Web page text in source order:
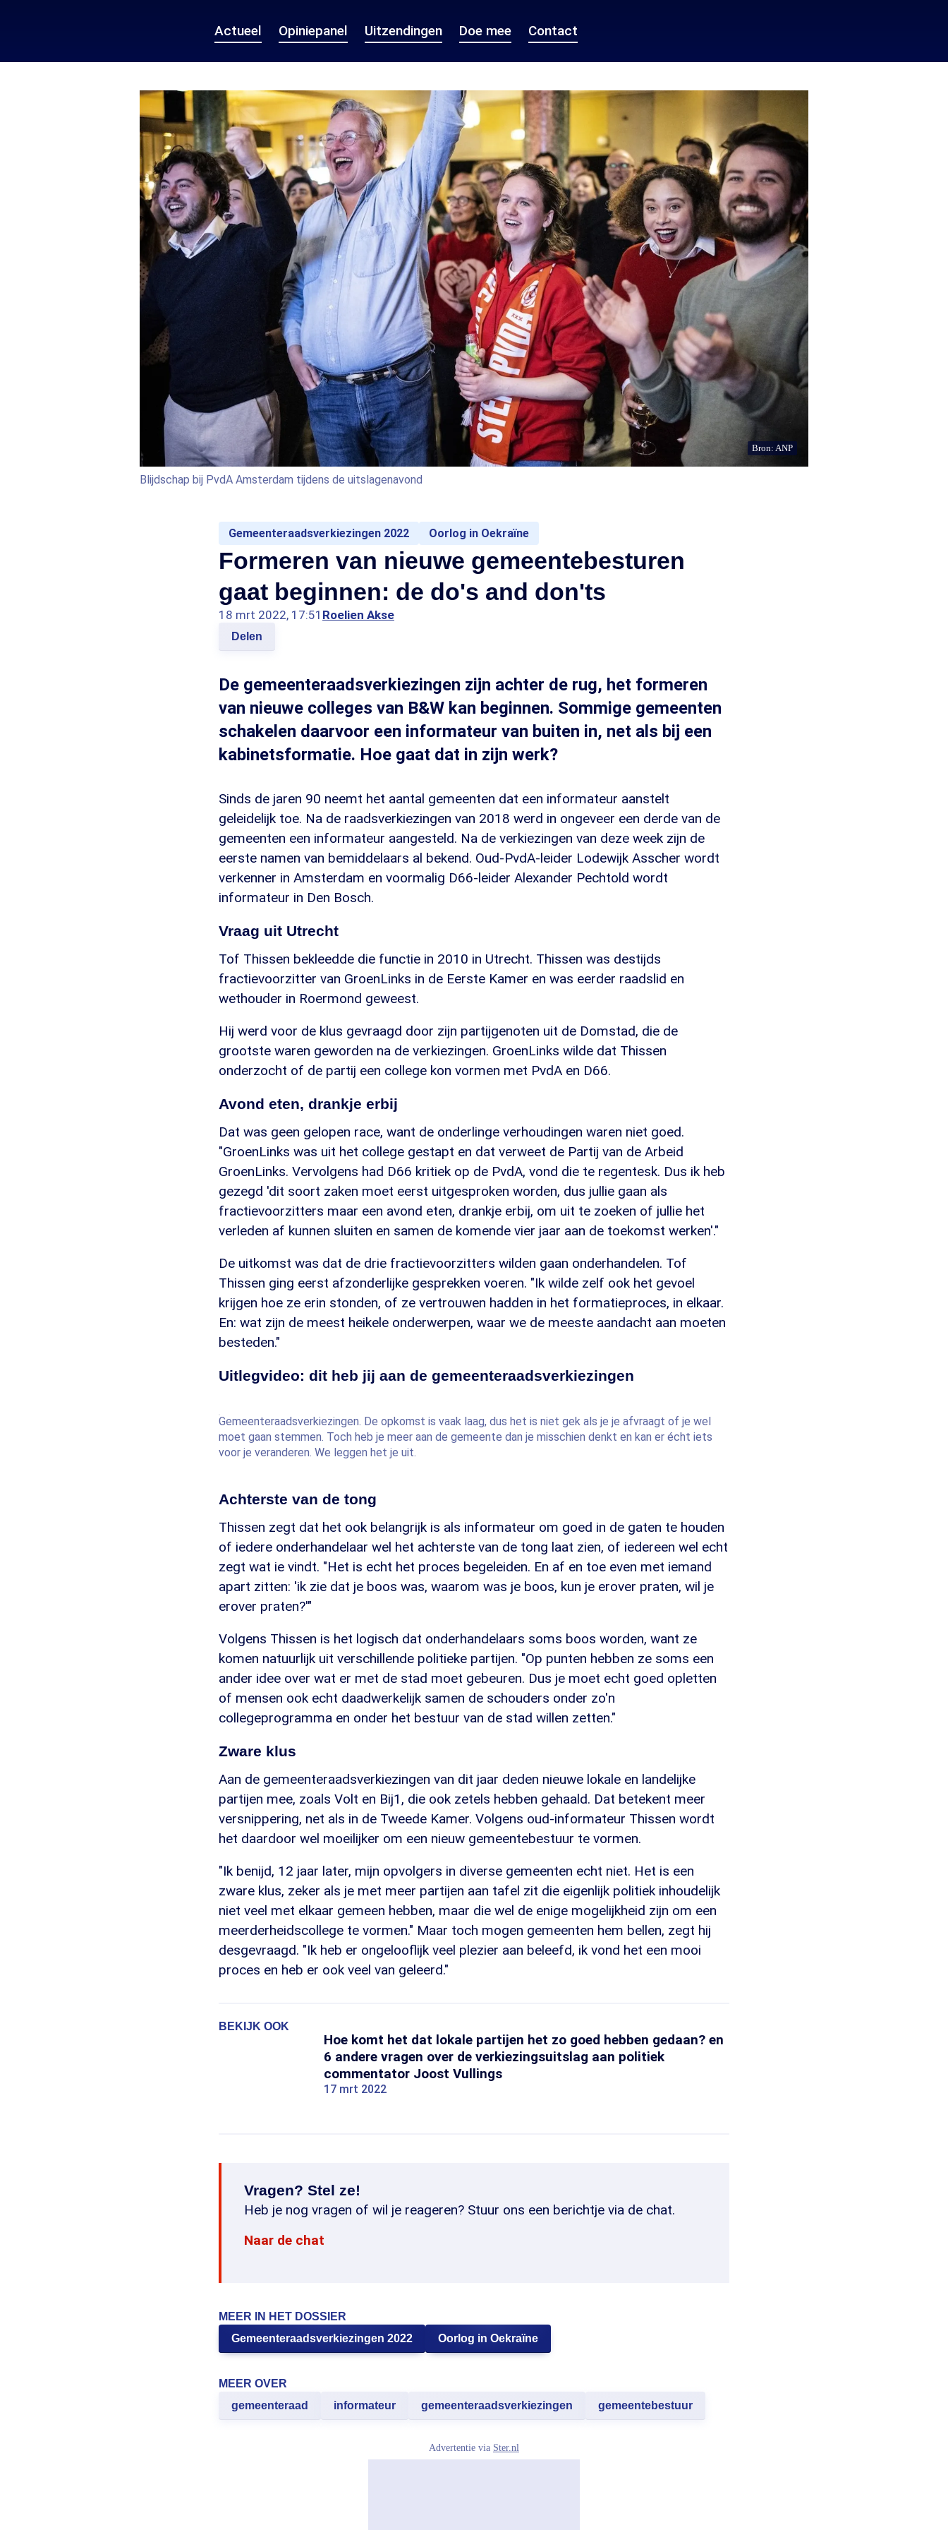
Actueel Opiniepanel Uitzendingen Doe mee Contact
Bron: ANP
Blijdschap bij PvdA Amsterdam tijdens de uitslagenavond
Gemeenteraadsverkiezingen 2022 Oorlog in Oekraïne
Formeren van nieuwe gemeentebesturen
gaat beginnen: de do's and don'ts
18 mrt 2022, 17:51 Roelien Akse
Delen
De gemeenteraadsverkiezingen zijn achter de rug, het formeren
van nieuwe colleges van B&W kan beginnen. Sommige gemeenten
schakelen daarvoor een informateur van buiten in, net als bij een
kabinetsformatie. Hoe gaat dat in zijn werk?
Sinds de jaren 90 neemt het aantal gemeenten dat een informateur aanstelt
geleidelijk toe. Na de raadsverkiezingen van 2018 werd in ongeveer een derde van de
gemeenten een informateur aangesteld. Na de verkiezingen van deze week zijn de
eerste namen van bemiddelaars al bekend. Oud-PvdA-leider Lodewijk Asscher wordt
verkenner in Amsterdam en voormalig D66-leider Alexander Pechtold wordt
informateur in Den Bosch.
Vraag uit Utrecht
Tof Thissen bekleedde die functie in 2010 in Utrecht. Thissen was destijds
fractievoorzitter van GroenLinks in de Eerste Kamer en was eerder raadslid en
wethouder in Roermond geweest.
Hij werd voor de klus gevraagd door zijn partijgenoten uit de Domstad, die de
grootste waren geworden na de verkiezingen. GroenLinks wilde dat Thissen
onderzocht of de partij een college kon vormen met PvdA en D66.
Avond eten, drankje erbij
Dat was geen gelopen race, want de onderlinge verhoudingen waren niet goed.
"GroenLinks was uit het college gestapt en dat verweet de Partij van de Arbeid
GroenLinks. Vervolgens had D66 kritiek op de PvdA, vond die te regentesk. Dus ik heb
gezegd 'dit soort zaken moet eerst uitgesproken worden, dus jullie gaan als
fractievoorzitters maar een avond eten, drankje erbij, om uit te zoeken of jullie het
verleden af kunnen sluiten en samen de komende vier jaar aan de toekomst werken'."
De uitkomst was dat de drie fractievoorzitters wilden gaan onderhandelen. Tof
Thissen ging eerst afzonderlijke gesprekken voeren. "Ik wilde zelf ook het gevoel
krijgen hoe ze erin stonden, of ze vertrouwen hadden in het formatieproces, in elkaar.
En: wat zijn de meest heikele onderwerpen, waar we de meeste aandacht aan moeten
besteden."
Uitlegvideo: dit heb jij aan de gemeenteraadsverkiezingen
Gemeenteraadsverkiezingen. De opkomst is vaak laag, dus het is niet gek als je je afvraagt of je wel
moet gaan stemmen. Toch heb je meer aan de gemeente dan je misschien denkt en kan er écht iets
voor je veranderen. We leggen het je uit.
Achterste van de tong
Thissen zegt dat het ook belangrijk is als informateur om goed in de gaten te houden
of iedere onderhandelaar wel het achterste van de tong laat zien, of iedereen wel echt
zegt wat ie vindt. "Het is echt het proces begeleiden. En af en toe even met iemand
apart zitten: 'ik zie dat je boos was, waarom was je boos, kun je erover praten, wil je
erover praten?'"
Volgens Thissen is het logisch dat onderhandelaars soms boos worden, want ze
komen natuurlijk uit verschillende politieke partijen. "Op punten hebben ze soms een
ander idee over wat er met de stad moet gebeuren. Dus je moet echt goed opletten
of mensen ook echt daadwerkelijk samen de schouders onder zo'n
collegeprogramma en onder het bestuur van de stad willen zetten."
Zware klus
Aan de gemeenteraadsverkiezingen van dit jaar deden nieuwe lokale en landelijke
partijen mee, zoals Volt en Bij1, die ook zetels hebben gehaald. Dat betekent meer
versnippering, net als in de Tweede Kamer. Volgens oud-informateur Thissen wordt
het daardoor wel moeilijker om een nieuw gemeentebestuur te vormen.
"Ik benijd, 12 jaar later, mijn opvolgers in diverse gemeenten echt niet. Het is een
zware klus, zeker als je met meer partijen aan tafel zit die eigenlijk politiek inhoudelijk
niet veel met elkaar gemeen hebben, maar die wel de enige mogelijkheid zijn om een
meerderheidscollege te vormen." Maar toch mogen gemeenten hem bellen, zegt hij
desgevraagd. "Ik heb er ongelooflijk veel plezier aan beleefd, ik vond het een mooi
proces en heb er ook veel van geleerd."
BEKIJK OOK
Hoe komt het dat lokale partijen het zo goed hebben gedaan? en
6 andere vragen over de verkiezingsuitslag aan politiek
commentator Joost Vullings
17 mrt 2022
Vragen? Stel ze!
Heb je nog vragen of wil je reageren? Stuur ons een berichtje via de chat.
Naar de chat
MEER IN HET DOSSIER
Gemeenteraadsverkiezingen 2022
Oorlog in Oekraïne
MEER OVER
gemeenteraad
informateur gemeenteraadsverkiezingen gemeentebestuur
Advertentie via Ster.nl